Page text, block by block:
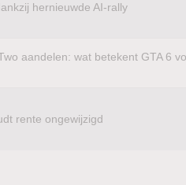
hernieuwde AI-rally
aandelen: wat betekent GTA 6
rente ongewijzigd